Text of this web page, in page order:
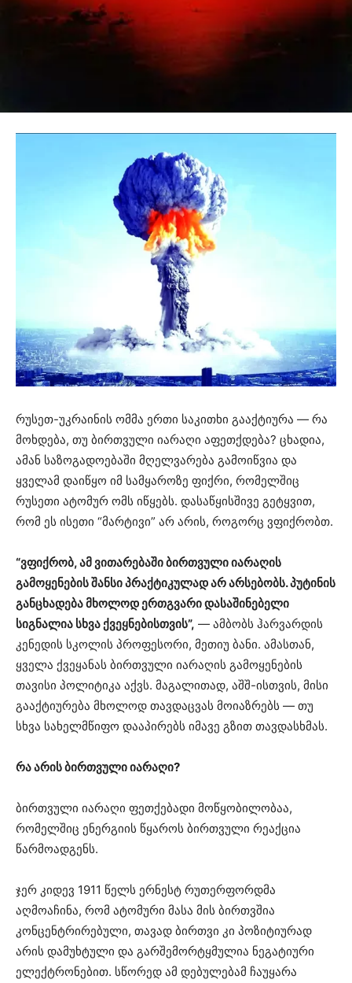
რუსეთ-უკრაინის ომმა ერთი საკითხი გააქტიურა — რა
მოხდება, თუ ბირთვული იარაღი აფეთქდება? ცხადია,
ამან საზოგადოებაში მღელვარება გამოიწვია და
ყველამ დაიწყო იმ სამყაროზე ფიქრი, რომელშიც
რუსეთი ატომურ ომს იწყებს. დასაწყისშივე გეტყვით,
რომ ეს ისეთი “მარტივი” არ არის, როგორც ვფიქრობთ.
“ვფიქრობ, ამ ვითარებაში ბირთვული იარაღის
გამოყენების შანსი პრაქტიკულად არ არსებობს. პუტინის
განცხადება მხოლოდ ერთგვარი დასაშინებელი
სიგნალია სხვა ქვეყნებისთვის”, — ამბობს ჰარვარდის
კენედის სკოლის პროფესორი, მეთიუ ბანი. ამასთან,
ყველა ქვეყანას ბირთვული იარაღის გამოყენების
თავისი პოლიტიკა აქვს. მაგალითად, აშშ-ისთვის, მისი
გააქტიურება მხოლოდ თავდაცვას მოიაზრებს — თუ
სხვა სახელმწიფო დააპირებს იმავე გზით თავდასხმას.
რა არის ბირთვული იარაღი?
ბირთვული იარაღი ფეთქებადი მოწყობილობაა,
რომელშიც ენერგიის წყაროს ბირთვული რეაქცია
წარმოადგენს.
ჯერ კიდევ 1911 წელს ერნესტ რუთერფორდმა
აღმოაჩინა, რომ ატომური მასა მის ბირთვშია
კონცენტრირებული, თავად ბირთვი კი პოზიტიურად
არის დამუხტული და გარშემორტყმულია ნეგატიური
ელექტრონებით. სწორედ ამ დებულებამ ჩაუყარა